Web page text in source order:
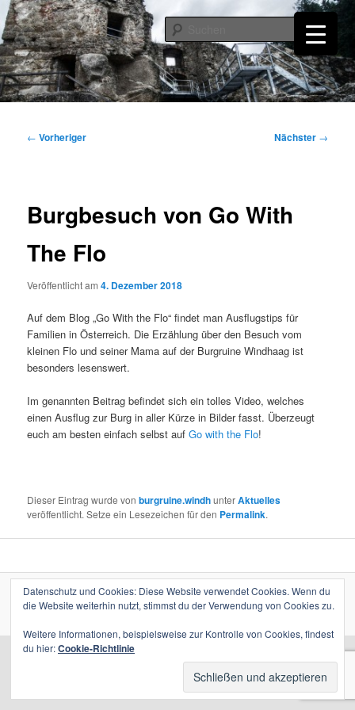
Zum
primären
Inhalt
springenBurgruine Windhaag bei Perg
Beitragsnavigation
← Vorheriger Nächster →
Burgbesuch von Go With
The Flo
Veröffentlicht am4. Dezember 2018
Auf dem Blog „Go With the Flo“ findet man Ausflugstips für
Familien in Österreich. Die Erzählung über den Besuch vom
kleinen Flo und seiner Mama auf der Burgruine Windhaag ist
besonders lesenswert.
Im genannten Beitrag befindet sich ein tolles Video, welches
einen Ausflug zur Burg in aller Kürze in Bilder fasst. Überzeugt
euch am besten einfach selbst aufGo with the Flo!
Dieser Eintrag wurde vonburgruine.windhunterAktuelles
veröffentlicht. Setze ein Lesezeichen für den Permalink.
Mit Stolz präsentiert von WordPress
Datenschutz und Cookies: Diese Website verwendet Cookies. Wenn du
die Website weiterhin nutzt, stimmst du der Verwendung von Cookies zu.
Weitere Informationen, beispielsweise zur Kontrolle von Cookies, findest
du hier:Cookie-Richtlinie